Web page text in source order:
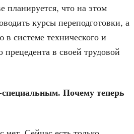
планируется, что на этом
курсы переподготовки, а
системе технического и
в своей трудовой
Почему теперь